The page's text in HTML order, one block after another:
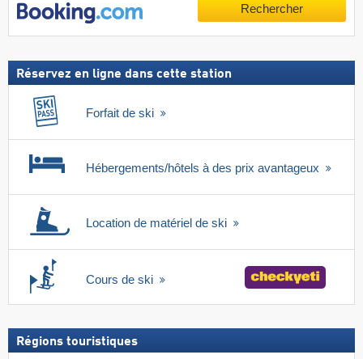
Rechercher
Réservez en ligne dans cette station
Forfait de ski
Hébergements/hôtels à des prix avantageux
Location de matériel de ski
Cours de ski
Régions touristiques